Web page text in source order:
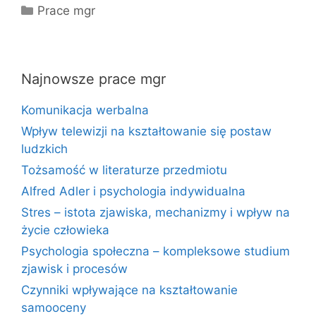
Kategorie
Prace mgr
Najnowsze prace mgr
Komunikacja werbalna
Wpływ telewizji na kształtowanie się postaw
ludzkich
Tożsamość w literaturze przedmiotu
Alfred Adler i psychologia indywidualna
Stres – istota zjawiska, mechanizmy i wpływ na
życie człowieka
Psychologia społeczna – kompleksowe studium
zjawisk i procesów
Czynniki wpływające na kształtowanie
samooceny